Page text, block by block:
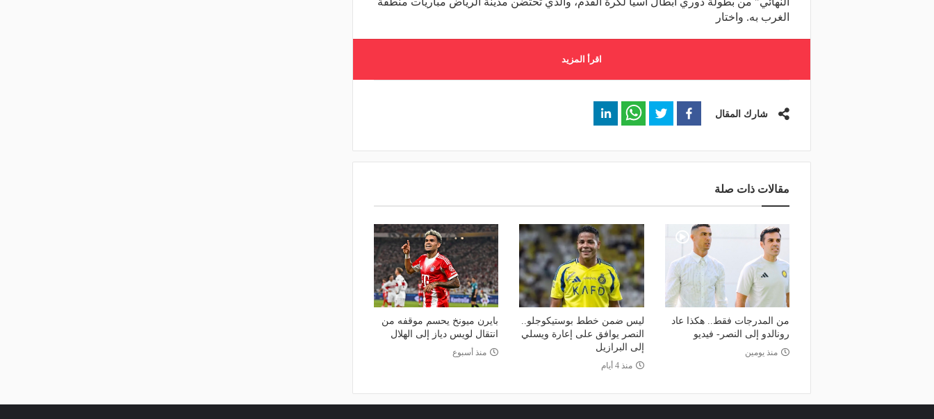
الغرب به. واختار
اقرأ المزيد
شارك المقال
مقالات ذات صلة
من المدرجات فقط.. هكذا عاد
رونالدو إلى النصر- فيديو
منذ يومين
ليس ضمن خطط بوستيكوجلو..
النصر يوافق على إعارة ويسلي
إلى البرازيل
منذ 4 أيام
بايرن ميونخ يحسم موقفه من
انتقال لويس دياز إلى الهلال
منذ أسبوع